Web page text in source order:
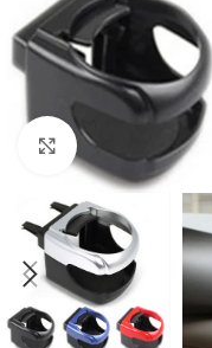
Click to enlarge